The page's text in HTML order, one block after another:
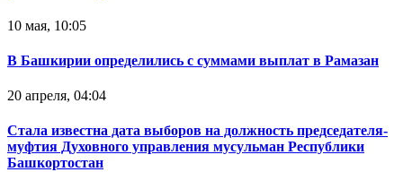
10 мая, 10:05
В Башкирии определились с суммами выплат в Рамазан
20 апреля, 04:04
Стала известна дата выборов на должность председателя-
муфтия Духовного управления мусульман Республики
Башкортостан